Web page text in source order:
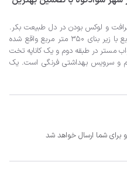
برای شما ارسال خواهد شد